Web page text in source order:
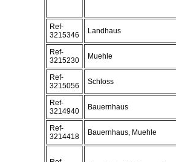
Ref-
3215346
Landhaus
Ref-
3215230
Muehle
Ref-
3215056
Schloss
Ref-
3214940
Bauernhaus
Ref-
3214418
Bauernhaus, Muehle